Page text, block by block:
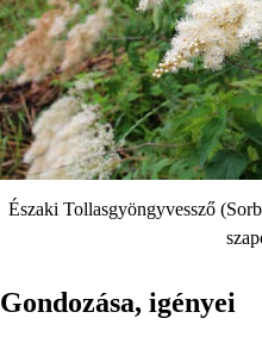
Északi Tollasgyöngyvessző
Gondozása, igényei